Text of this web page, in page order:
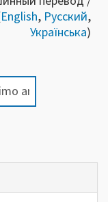
English, Русский,
Українська)